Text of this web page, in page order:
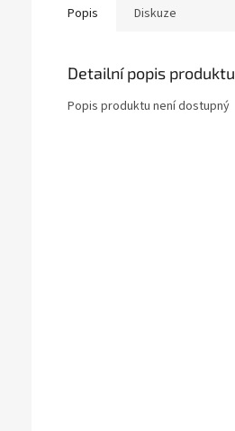
Popis Diskuze
Detailní popis produktu
Popis produktu není dostupný